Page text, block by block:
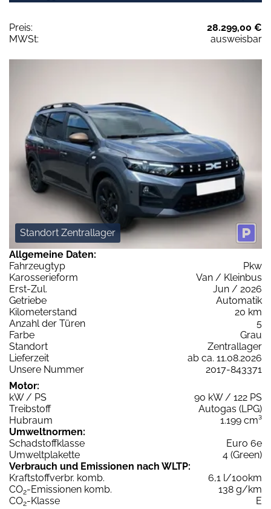
Preis:
28.299,00 €
MWSt:
ausweisbar
Standort Zentrallager
Allgemeine Daten:
Fahrzeugtyp
Pkw
Karosserieform
Van / Kleinbus
Erst-Zul.
Jun / 2026
Getriebe
Automatik
Kilometerstand
20 km
Anzahl der Türen
5
Farbe
Grau
Standort
Zentrallager
Lieferzeit
ab ca. 11.08.2026
Unsere Nummer
2017-843371
Motor:
kW / PS
90 kW / 122 PS
Treibstoff
Autogas (LPG)
Hubraum
1.199 cm³
Umweltnormen:
Schadstoffklasse
Euro 6e
Umweltplakette
4 (Green)
Verbrauch und Emissionen nach WLTP:
Kraftstoffverbr. komb.
6,1 l/100km
CO2-Emissionen komb.
138 g/km
CO2-Klasse
E